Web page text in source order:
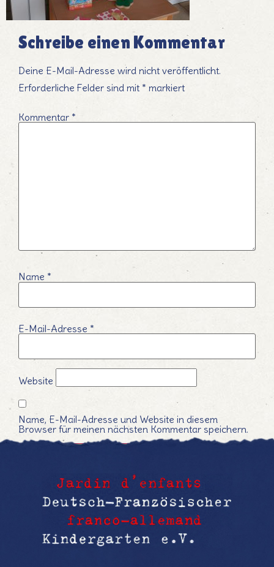
Schreibe einen Kommentar
Deine E-Mail-Adresse wird nicht veröffentlicht.
Erforderliche Felder sind mit * markiert
Kommentar *
Name *
E-Mail-Adresse *
Website
Name, E-Mail-Adresse und Website in diesem
Browser für meinen nächsten Kommentar speichern.